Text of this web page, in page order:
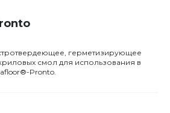
герметизирующее
смол для использования в
Pronto.